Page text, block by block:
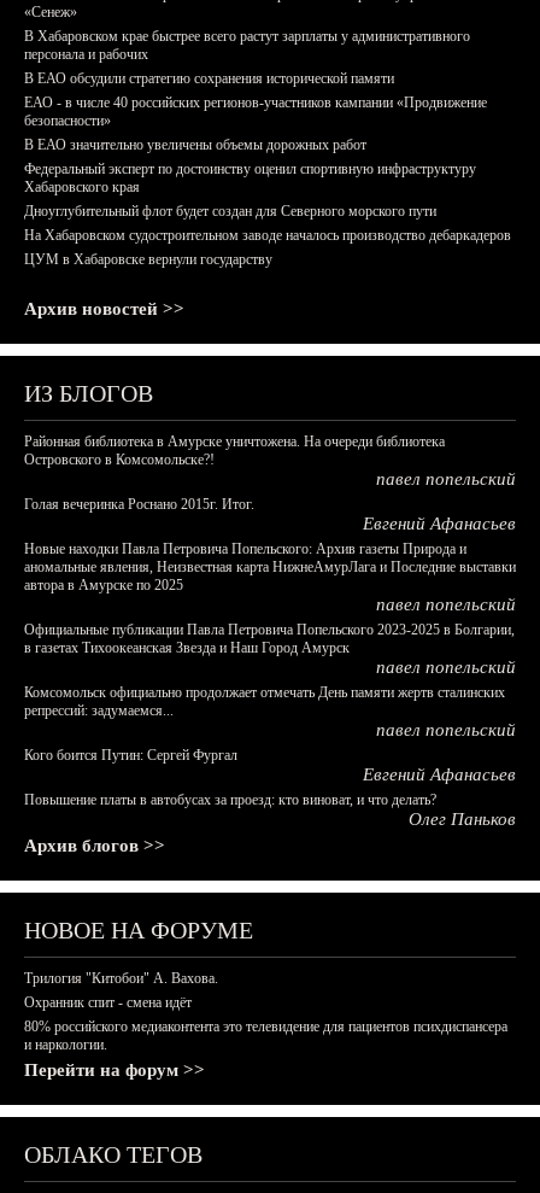
«Сенеж»
В Хабаровском крае быстрее всего растут зарплаты у административного
персонала и рабочих
В ЕАО обсудили стратегию сохранения исторической памяти
ЕАО - в числе 40 российских регионов-участников кампании «Продвижение
безопасности»
В ЕАО значительно увеличены объемы дорожных работ
Федеральный эксперт по достоинству оценил спортивную инфраструктуру
Хабаровского края
Дноуглубительный флот будет создан для Северного морского пути
На Хабаровском судостроительном заводе началось производство дебаркадеров
ЦУМ в Хабаровске вернули государству
Архив новостей >>
ИЗ БЛОГОВ
Районная библиотека в Амурске уничтожена. На очереди библиотека
Островского в Комсомольске?!
павел попельский
Голая вечеринка Роснано 2015г. Итог.
Евгений Афанасьев
Новые находки Павла Петровича Попельского: Архив газеты Природа и
аномальные явления, Неизвестная карта НижнеАмурЛага и Последние выставки
автора в Амурске по 2025
павел попельский
Официальные публикации Павла Петровича Попельского 2023-2025 в Болгарии,
в газетах Тихоокеанская Звезда и Наш Город Амурск
павел попельский
Комсомольск официально продолжает отмечать День памяти жертв сталинских
репрессий: задумаемся...
павел попельский
Кого боится Путин: Сергей Фургал
Евгений Афанасьев
Повышение платы в автобусах за проезд: кто виноват, и что делать?
Олег Паньков
Архив блогов >>
НОВОЕ НА ФОРУМЕ
Трилогия "Китобои" А. Вахова.
Охранник спит - смена идёт
80% российского медиаконтента это телевидение для пациентов психдиспансера
и наркологии.
Перейти на форум >>
ОБЛАКО ТЕГОВ